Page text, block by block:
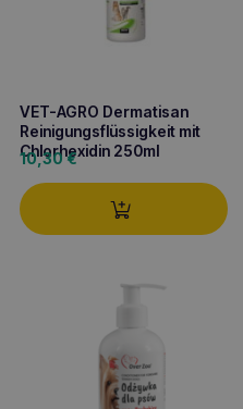
VET-AGRO Dermatisan
Reinigungsflüssigkeit mit
Chlorhexidin 250ml
10,30€